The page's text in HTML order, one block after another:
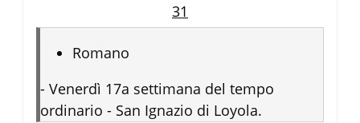
31
Romano
- Venerdì 17a settimana del tempo
ordinario - San Ignazio di Loyola.